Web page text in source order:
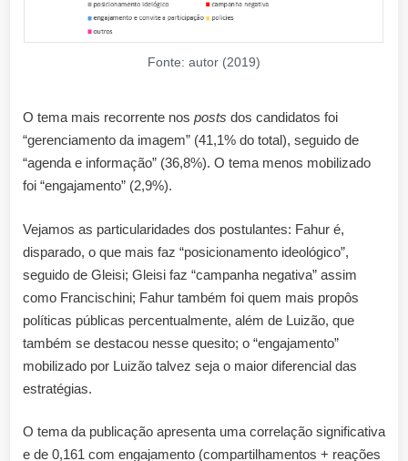
Fonte: autor (2019)
O tema mais recorrente nos posts dos candidatos foi
“gerenciamento da imagem” (41,1% do total), seguido de
“agenda e informação” (36,8%). O tema menos mobilizado
foi “engajamento” (2,9%).
Vejamos as particularidades dos postulantes: Fahur é,
disparado, o que mais faz “posicionamento ideológico”,
seguido de Gleisi; Gleisi faz “campanha negativa” assim
como Francischini; Fahur também foi quem mais propôs
políticas públicas percentualmente, além de Luizão, que
também se destacou nesse quesito; o “engajamento”
mobilizado por Luizão talvez seja o maior diferencial das
estratégias.
O tema da publicação apresenta uma correlação significativa
e de 0,161 com engajamento (compartilhamentos + reações